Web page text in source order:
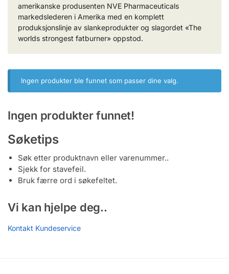
amerikanske produsenten NVE Pharmaceuticals
markedslederen i Amerika med en komplett
produksjonslinje av slankeprodukter og slagordet «The
worlds strongest fatburner» oppstod.
Ingen produkter ble funnet som passer dine valg.
Ingen produkter funnet!
Søketips
Søk etter produktnavn eller varenummer..
Sjekk for stavefeil.
Bruk færre ord i søkefeltet.
Vi kan hjelpe deg..
Kontakt Kundeservice